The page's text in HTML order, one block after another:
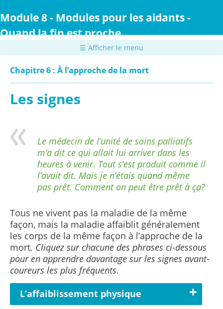
au
principal
Module 8 - Modules pour les aidants -
Quand la fin est proche
☰ Afficher le menu
Chapitre 6 : À l’approche de la mort
Les signes
Le médecin de l’unité de soins palliatifs
m’a dit ce qui allait lui arriver dans les
heures à venir. Tout s’est produit comme il
l’avait dit. Mais je n’étais quand même
pas prêt. Comment on peut être prêt à ça?
Tous ne vivent pas la maladie de la même
façon, mais la maladie affaiblit généralement
les corps de la même façon à l’approche de la
mort. Cliquez sur chacune des phrases ci-dessous
pour en apprendre davantage sur les signes avant-
coureurs les plus fréquents.
L’affaiblissement physique